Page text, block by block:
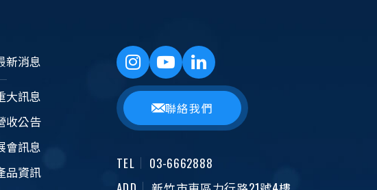
新消息
大訊息
收公告
會訊息
品資訊
聯絡我們
TEL
03-6662888